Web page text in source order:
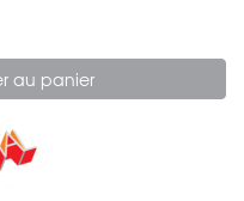
au panier